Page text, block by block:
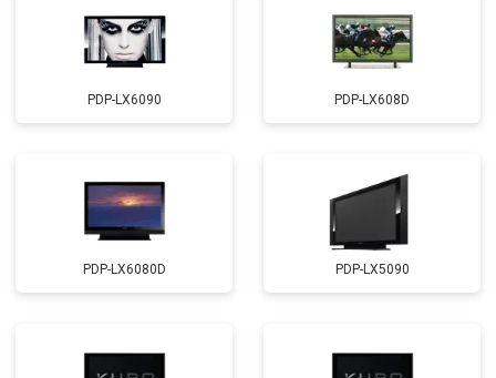
PDP-LX6090 PDP-LX608D
PDP-LX6080D PDP-LX5090